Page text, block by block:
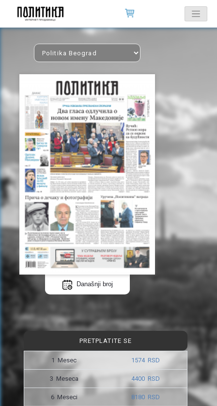
Današnji broj
PRETPLATITE SE
1 Mesec 1574 RSD
3 Meseca 4400 RSD
6 Meseci 8180 RSD